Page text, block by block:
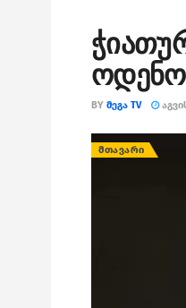
BY ᲛᲔᲒᲐ TV
ᲛᲗᲐᲕᲐᲠᲘ